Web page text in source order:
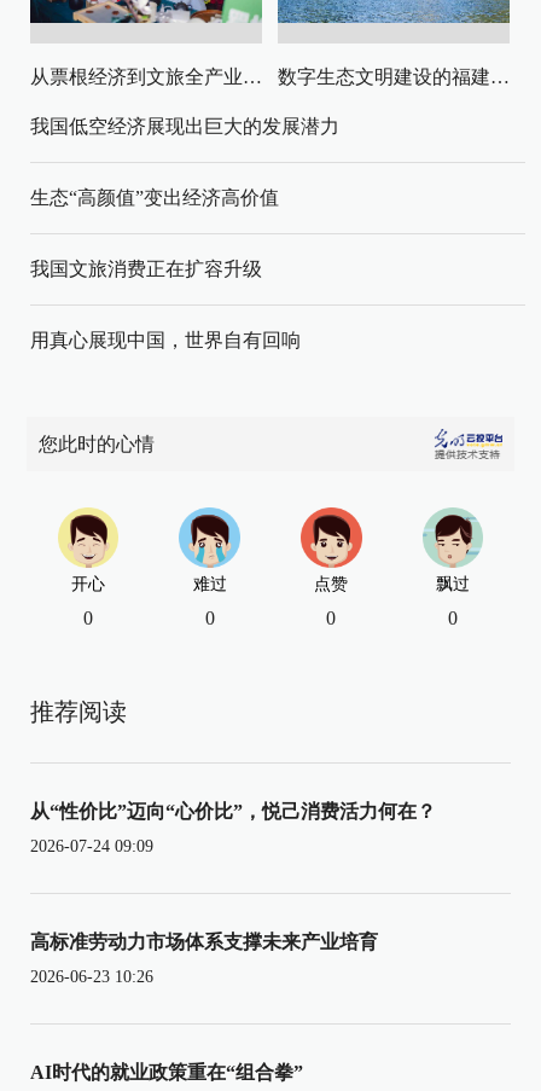
从票根经济到文旅全产业链升级 数字生态文明建设的福建路径与启示
我国低空经济展现出巨大的发展潜力
生态“高颜值”变出经济高价值
我国文旅消费正在扩容升级
用真心展现中国，世界自有回响
您此时的心情
开心
0
难过
0
点赞
0
飘过
0
推荐阅读
从“性价比”迈向“心价比”，悦己消费活力何在？
2026-07-24 09:09
高标准劳动力市场体系支撑未来产业培育
2026-06-23 10:26
AI时代的就业政策重在“组合拳”